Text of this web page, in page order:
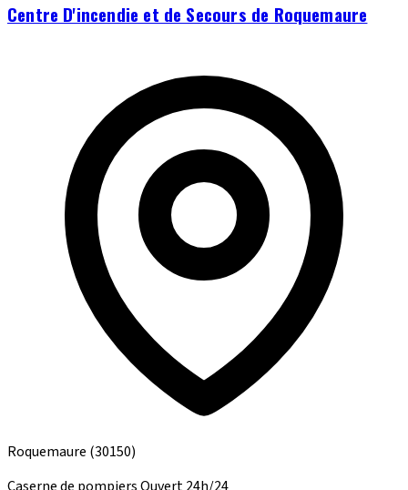
Centre D'incendie et de Secours de Roquemaure
Roquemaure (30150)